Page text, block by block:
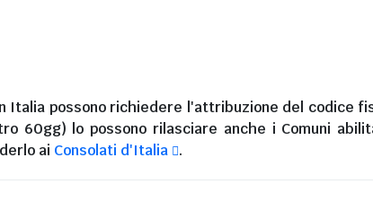
Italia possono richiedere l'attribuzione del codice
60gg) lo possono rilasciare anche i Comuni
ai Consolati d'Italia .